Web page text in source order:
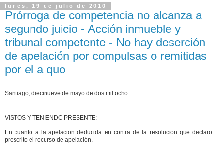
lunes, 19 de julio de 2010
Prórroga de competencia no alcanza a
segundo juicio - Acción inmueble y
tribunal competente - No hay deserción
de apelación por compulsas o remitidas
por el a quo
Santiago, diecinueve de mayo de dos mil ocho.
VISTOS Y TENIENDO PRESENTE:
En cuanto a la apelación deducida en contra de la resolución que declaró
prescrito el recurso de apelación.